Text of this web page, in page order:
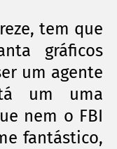
tem que
gráficos
um agente
um uma
nem o FBI
fantástico,